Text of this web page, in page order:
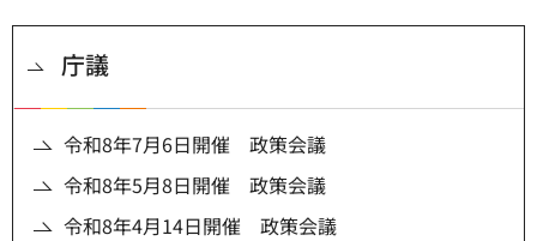
庁議
令和8年7月6日開催 政策会議
令和8年5月8日開催 政策会議
令和8年4月14日開催 政策会議